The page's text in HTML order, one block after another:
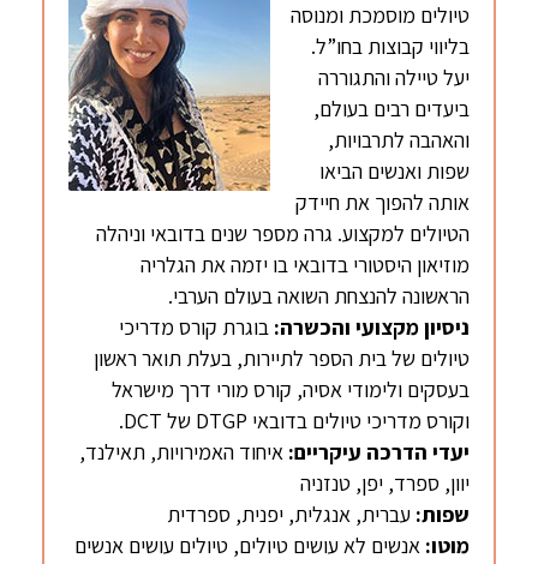
טיולים מוסמכת ומנוסה
בליווי קבוצות בחו”ל.
יעל טיילה והתגוררה
ביעדים רבים בעולם,
והאהבה לתרבויות,
שפות ואנשים הביאו
אותה להפוך את חיידק
הטיולים למקצוע. גרה מספר שנים בדובאי וניהלה
מוזיאון היסטורי בדובאי בו יזמה את הגלריה
הראשונה להנצחת השואה בעולם הערבי.
ניסיון מקצועי והכשרה: בוגרת קורס מדריכי
טיולים של בית הספר לתיירות, בעלת תואר ראשון
בעסקים ולימודי אסיה, קורס מורי דרך מישראל
וקורס מדריכי טיולים בדובאי DTGP של DCT.
יעדי הדרכה עיקריים: איחוד האמירויות, תאילנד,
יוון, ספרד, יפן, טנזניה
שפות: עברית, אנגלית, יפנית, ספרדית
מוטו:אנשים לא עושים טיולים, טיולים עושים אנשים